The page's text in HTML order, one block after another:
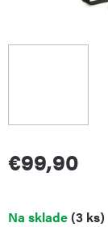
€99,90
Jednotková
Na sklade(3 ks)